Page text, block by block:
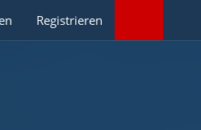
Registrieren